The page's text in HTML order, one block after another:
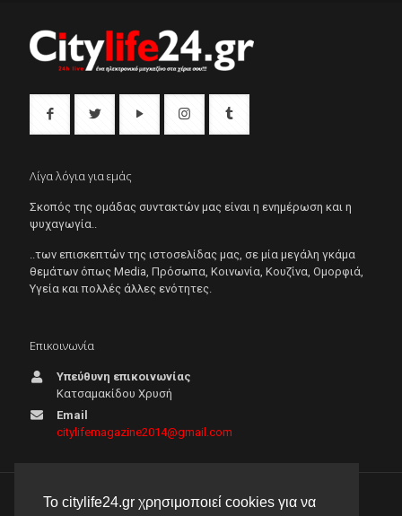
Το citylife24.gr χρησιμοποιεί cookies για να
Λίγα λόγια για εμάς
Σκοπός της ομάδας συντακτών μας είναι η ενημέρωση και η
ψυχαγωγία..
..των επισκεπτών της ιστοσελίδας μας, σε μία μεγάλη γκάμα
θεμάτων όπως Μedia, Πρόσωπα, Κοινωνία, Κουζίνα, Ομορφιά,
Υγεία και πολλές άλλες ενότητες.
Επικοινωνία
Υπεύθυνη επικοινωνίας
Κατσαμακίδου Χρυσή
Email
citylifemagazine2014@gmail.com